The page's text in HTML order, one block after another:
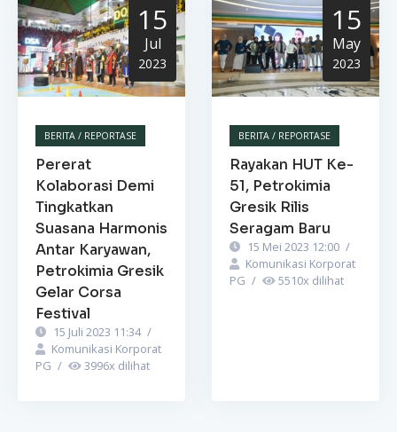
15
Jul
2023
BERITA / REPORTASE
Pererat
Kolaborasi Demi
Tingkatkan
Suasana Harmonis
Antar Karyawan,
Petrokimia Gresik
Gelar Corsa
Festival
15 Juli 2023 11:34 /
Komunikasi Korporat
PG / 3996x dilihat
15
May
2023
BERITA / REPORTASE
Rayakan HUT Ke-
51, Petrokimia
Gresik Rilis
Seragam Baru
15 Mei 2023 12:00 /
Komunikasi Korporat
PG / 5510x dilihat